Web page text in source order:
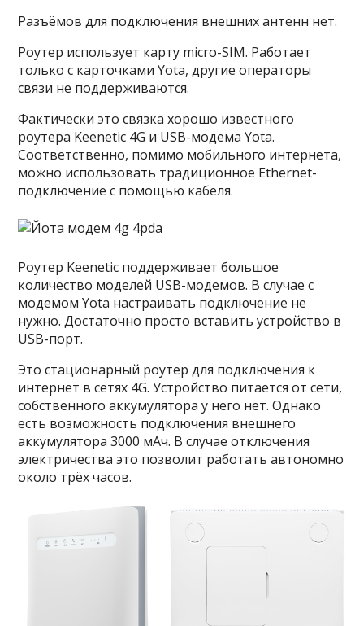
Разъёмов для подключения внешних антенн нет.
Роутер использует карту micro-SIM. Работает
только с карточками Yota, другие операторы
связи не поддерживаются.
Фактически это связка хорошо известного
роутера Keenetic 4G и USB-модема Yota.
Соответственно, помимо мобильного интернета,
можно использовать традиционное Ethernet-
подключение с помощью кабеля.
Роутер Keenetic поддерживает большое
количество моделей USB-модемов. В случае с
модемом Yota настраивать подключение не
нужно. Достаточно просто вставить устройство в
USB-порт.
Это стационарный роутер для подключения к
интернет в сетях 4G. Устройство питается от сети,
собственного аккумулятора у него нет. Однако
есть возможность подключения внешнего
аккумулятора 3000 мАч. В случае отключения
электричества это позволит работать автономно
около трёх часов.